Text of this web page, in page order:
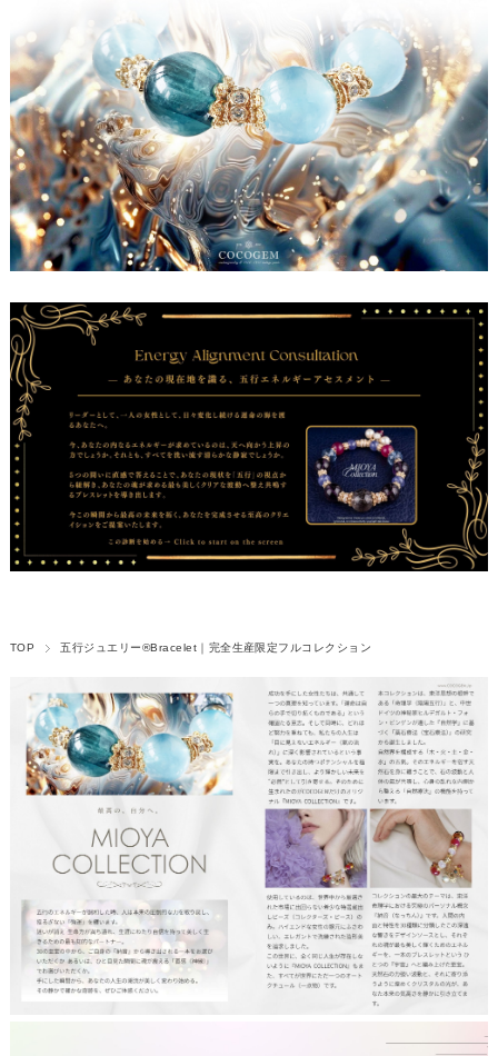
TOP 五行ジュエリー®Bracelet｜完全生産限定フルコレクション